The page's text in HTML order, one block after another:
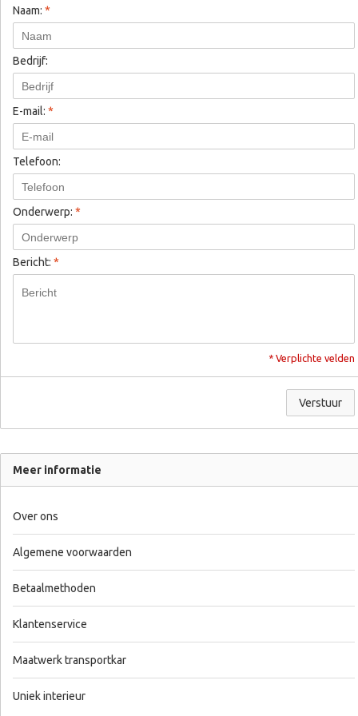
Naam: *
Bedrijf:
E-mail: *
Telefoon:
Onderwerp: *
Bericht: *
* Verplichte velden
Verstuur
Meer informatie
Over ons
Algemene voorwaarden
Betaalmethoden
Klantenservice
Maatwerk transportkar
Uniek interieur